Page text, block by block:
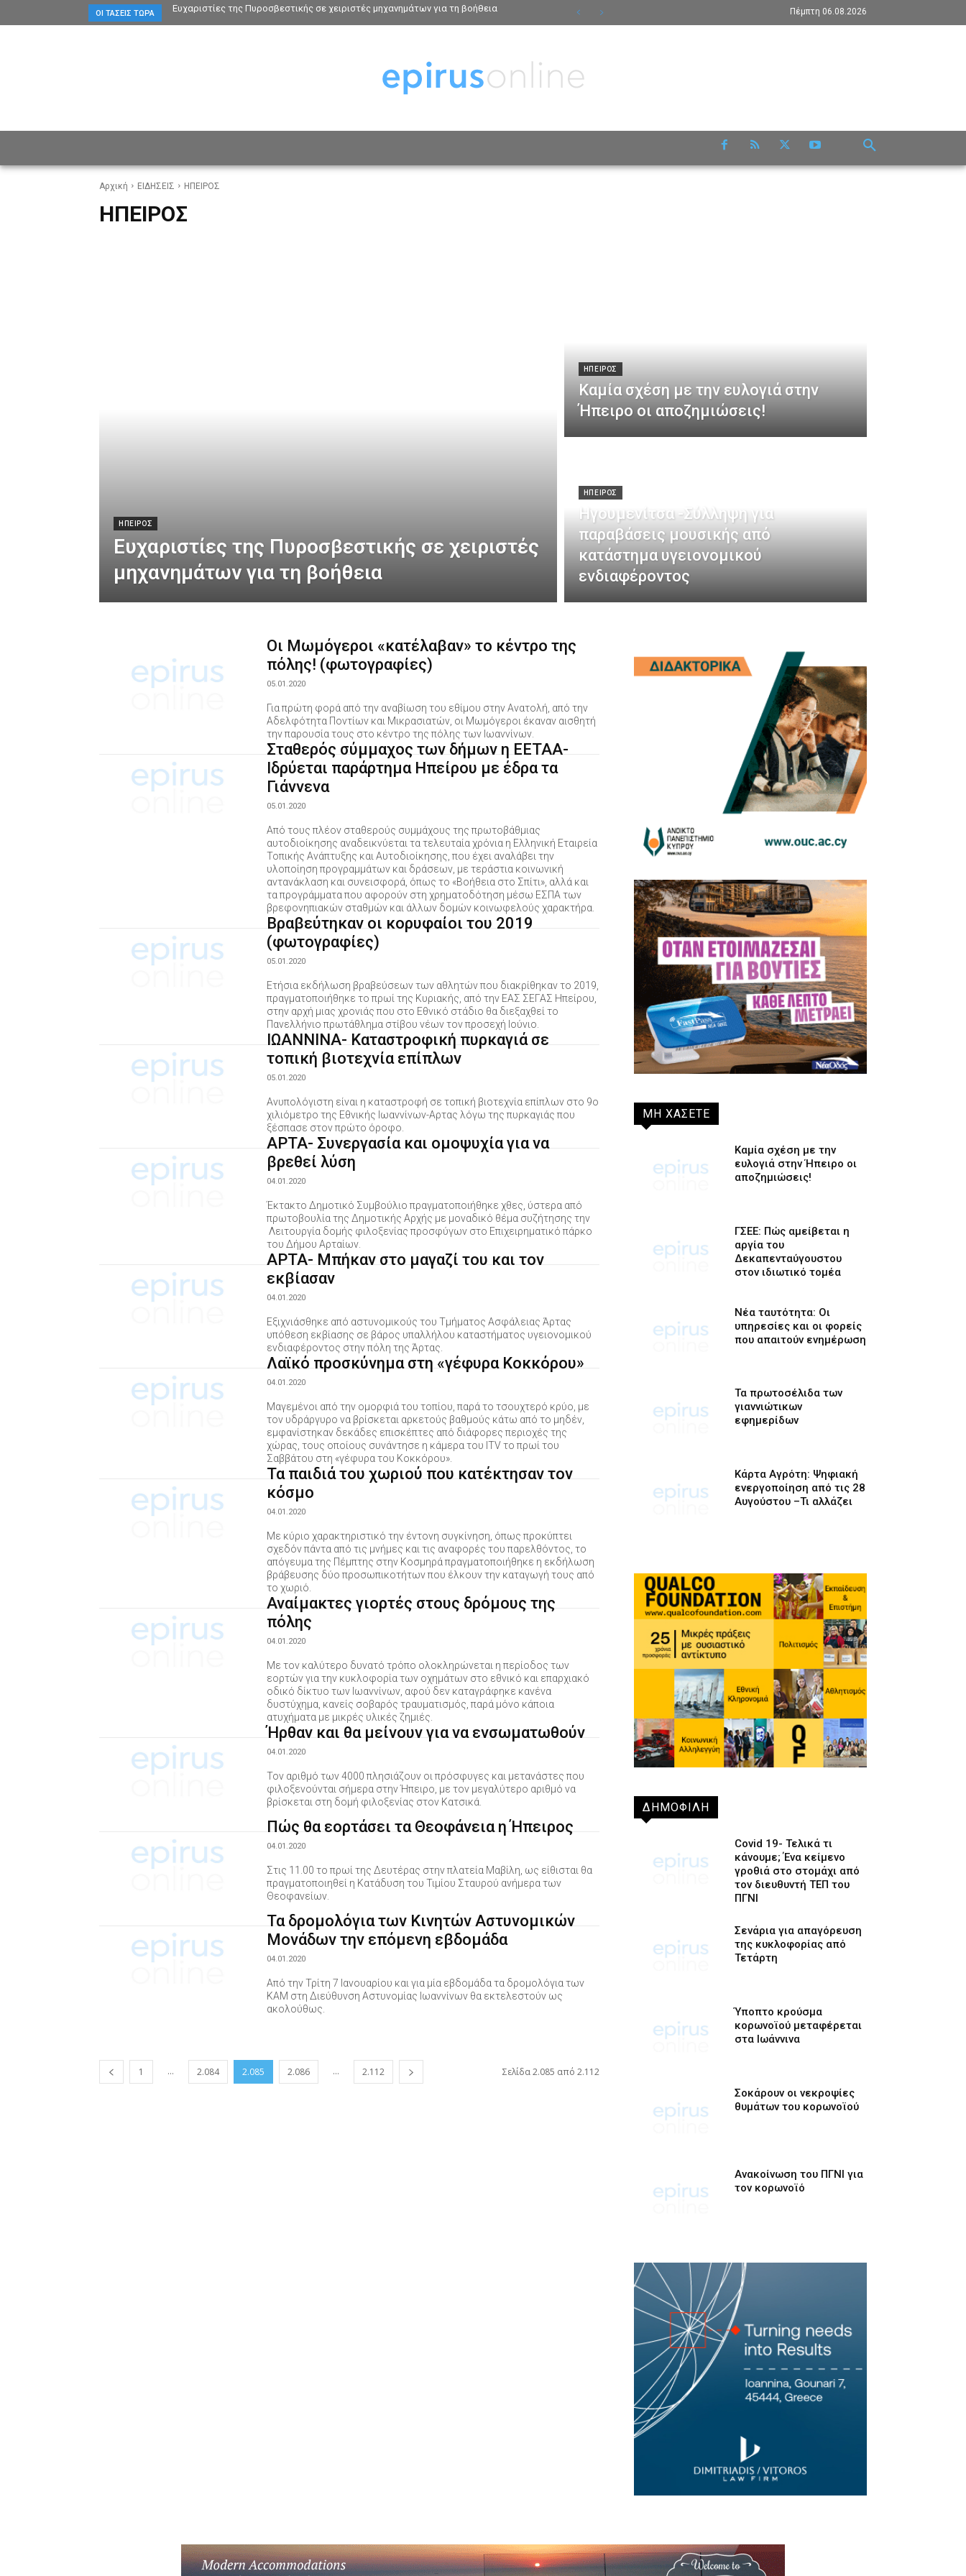
ΟΙ ΤΆΣΕΙΣ ΤΏΡΑ Ευχαριστίες της Πυροσβεστικής σε χειριστές μηχανημάτων για τη βοήθεια Πέμπτη 06.08.2026
Αρχική ΕΙΔΗΣΕΙΣ ΗΠΕΙΡΟΣ
ΗΠΕΙΡΟΣ
ΗΠΕΙΡΟΣ
Ευχαριστίες της Πυροσβεστικής σε χειριστές
μηχανημάτων για τη βοήθεια
ΗΠΕΙΡΟΣ
Καμία σχέση με την ευλογιά στην
Ήπειρο οι αποζημιώσεις!
ΗΠΕΙΡΟΣ
Ηγουμενίτσα -Σύλληψη για
παραβάσεις μουσικής από
κατάστημα υγειονομικού
ενδιαφέροντος
Οι Μωμόγεροι «κατέλαβαν» το κέντρο της
πόλης! (φωτογραφίες)
05.01.2020
Για πρώτη φορά από την αναβίωση του εθίμου στην Ανατολή, από την
Αδελφότητα Ποντίων και Μικρασιατών, οι Μωμόγεροι έκαναν αισθητή
την παρουσία τους στο κέντρο της πόλης των Ιωαννίνων.
Σταθερός σύμμαχος των δήμων η ΕΕΤΑΑ-
Ιδρύεται παράρτημα Ηπείρου με έδρα τα
Γιάννενα
05.01.2020
Από τους πλέον σταθερούς συμμάχους της πρωτοβάθμιας
αυτοδιοίκησης αναδεικνύεται τα τελευταία χρόνια η Ελληνική Εταιρεία
Τοπικής Ανάπτυξης και Αυτοδιοίκησης, που έχει αναλάβει την
υλοποίηση προγραμμάτων και δράσεων, με τεράστια κοινωνική
αντανάκλαση και συνεισφορά, όπως το «Βοήθεια στο Σπίτι», αλλά και
τα προγράμματα που αφορούν στη χρηματοδότηση μέσω ΕΣΠΑ των
βρεφονηπιακών σταθμών και άλλων δομών κοινωφελούς χαρακτήρα.
Βραβεύτηκαν οι κορυφαίοι του 2019
(φωτογραφίες)
05.01.2020
Ετήσια εκδήλωση βραβεύσεων των αθλητών που διακρίθηκαν το 2019,
πραγματοποιήθηκε το πρωί της Κυριακής, από την ΕΑΣ ΣΕΓΑΣ Ηπείρου,
στην αρχή μιας χρονιάς που στο Εθνικό στάδιο θα διεξαχθεί το
Πανελλήνιο πρωτάθλημα στίβου νέων τον προσεχή Ιούνιο.
ΙΩΑΝΝΙΝΑ- Καταστροφική πυρκαγιά σε
τοπική βιοτεχνία επίπλων
05.01.2020
Ανυπολόγιστη είναι η καταστροφή σε τοπική βιοτεχνία επίπλων στο 9ο
χιλιόμετρο της Εθνικής Ιωαννίνων-Αρτας λόγω της πυρκαγιάς που
ξέσπασε στον πρώτο όροφο.
ΑΡΤΑ- Συνεργασία και ομοψυχία για να
βρεθεί λύση
04.01.2020
Έκτακτο Δημοτικό Συμβούλιο πραγματοποιήθηκε χθες, ύστερα από
πρωτοβουλία της Δημοτικής Αρχής με μοναδικό θέμα συζήτησης την
Λειτουργία δομής φιλοξενίας προσφύγων στο Επιχειρηματικό πάρκο
του Δήμου Αρταίων.
ΑΡΤΑ- Μπήκαν στο μαγαζί του και τον
εκβίασαν
04.01.2020
Εξιχνιάσθηκε από αστυνομικούς του Τμήματος Ασφάλειας Άρτας
υπόθεση εκβίασης σε βάρος υπαλλήλου καταστήματος υγειονομικού
ενδιαφέροντος στην πόλη της Άρτας.
Λαϊκό προσκύνημα στη «γέφυρα Κοκκόρου»
04.01.2020
Μαγεμένοι από την ομορφιά του τοπίου, παρά το τσουχτερό κρύο, με
τον υδράργυρο να βρίσκεται αρκετούς βαθμούς κάτω από το μηδέν,
εμφανίστηκαν δεκάδες επισκέπτες από διάφορες περιοχές της
χώρας, τους οποίους συνάντησε η κάμερα του ITV το πρωί του
Σαββάτου στη «γέφυρα του Κοκκόρου».
Τα παιδιά του χωριού που κατέκτησαν τον
κόσμο
04.01.2020
Με κύριο χαρακτηριστικό την έντονη συγκίνηση, όπως προκύπτει
σχεδόν πάντα από τις μνήμες και τις αναφορές του παρελθόντος, το
απόγευμα της Πέμπτης στην Κοσμηρά πραγματοποιήθηκε η εκδήλωση
βράβευσης δύο προσωπικοτήτων που έλκουν την καταγωγή τους από
το χωριό.
Αναίμακτες γιορτές στους δρόμους της
πόλης
04.01.2020
Με τον καλύτερο δυνατό τρόπο ολοκληρώνεται η περίοδος των
εορτών για την κυκλοφορία των οχημάτων στο εθνικό και επαρχιακό
οδικό δίκτυο των Ιωαννίνων, αφού δεν καταγράφηκε κανένα
δυστύχημα, κανείς σοβαρός τραυματισμός, παρά μόνο κάποια
ατυχήματα με μικρές υλικές ζημιές.
Ήρθαν και θα μείνουν για να ενσωματωθούν
04.01.2020
Τον αριθμό των 4000 πλησιάζουν οι πρόσφυγες και μετανάστες που
φιλοξενούνται σήμερα στην Ήπειρο, με τον μεγαλύτερο αριθμό να
βρίσκεται στη δομή φιλοξενίας στον Κατσικά.
Πώς θα εορτάσει τα Θεοφάνεια η Ήπειρος
04.01.2020
Στις 11.00 το πρωί της Δευτέρας στην πλατεία Μαβίλη, ως είθισται θα
πραγματοποιηθεί η Κατάδυση του Τιμίου Σταυρού ανήμερα των
Θεοφανείων.
Τα δρομολόγια των Κινητών Αστυνομικών
Μονάδων την επόμενη εβδομάδα
04.01.2020
Από την Τρίτη 7 Ιανουαρίου και για μία εβδομάδα τα δρομολόγια των
ΚΑΜ στη Διεύθυνση Αστυνομίας Ιωαννίνων θα εκτελεστούν ως
ακολούθως.
1 ... 2.084 2.085 2.086 ... 2.112 Σελίδα 2.085 από 2.112
ΜΗ ΧΑΣΕΤΕ
Καμία σχέση με την
ευλογιά στην Ήπειρο οι
αποζημιώσεις!
ΓΣΕΕ: Πώς αμείβεται η
αργία του
Δεκαπενταύγουστου
στον ιδιωτικό τομέα
Νέα ταυτότητα: Οι
υπηρεσίες και οι φορείς
που απαιτούν ενημέρωση
Τα πρωτοσέλιδα των
γιαννιώτικων
εφημερίδων
Κάρτα Αγρότη: Ψηφιακή
ενεργοποίηση από τις 28
Αυγούστου –Τι αλλάζει
ΔΗΜΟΦΙΛΗ
Covid 19- Τελικά τι
κάνουμε; Ένα κείμενο
γροθιά στο στομάχι από
τον διευθυντή ΤΕΠ του
ΠΓΝΙ
Σενάρια για απαγόρευση
της κυκλοφορίας από
Τετάρτη
Ύποπτο κρούσμα
κορωνοϊού μεταφέρεται
στα Ιωάννινα
Σοκάρουν οι νεκροψίες
θυμάτων του κορωνοϊού
Ανακοίνωση του ΠΓΝΙ για
τον κορωνοϊό